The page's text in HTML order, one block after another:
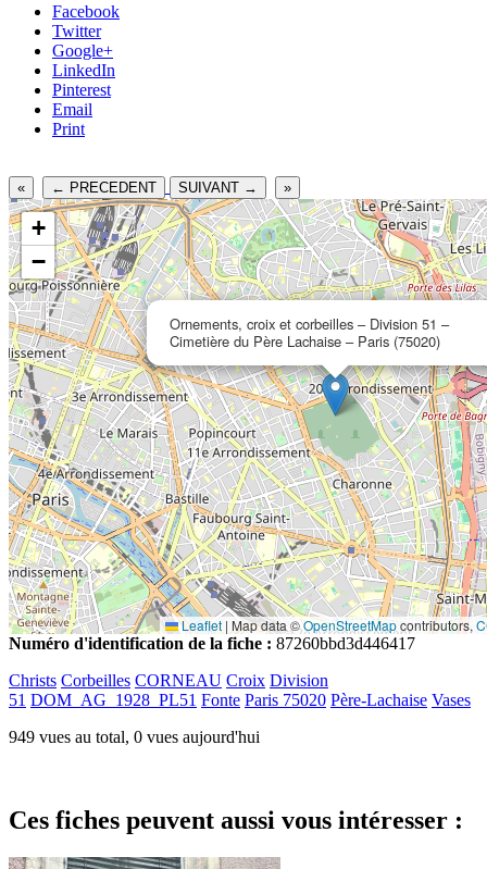
Facebook
Twitter
Google+
LinkedIn
Pinterest
Email
Print
« ← PRECEDENT SUIVANT → »
Ornements, croix et corbeilles – Division 51 –
Cimetière du Père Lachaise – Paris (75020)
+
−
Leaflet | Map data ©OpenStreetMapcontributors,
Numéro d'identification de la fiche : 87260bbd3d446417
Christs Corbeilles CORNEAU Croix Division
51 DOM_AG_1928_PL51 Fonte Paris 75020 Père-Lachaise Vases
949 vues au total, 0 vues aujourd'hui
Ces fiches peuvent aussi vous intéresser :